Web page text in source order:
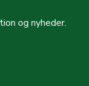
og nyheder.